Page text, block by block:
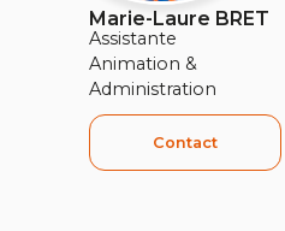
Marie-Laure BRET
Assistante
Animation &
Administration
Contact